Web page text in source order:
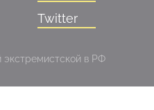
Twitter
экстремистской в РФ